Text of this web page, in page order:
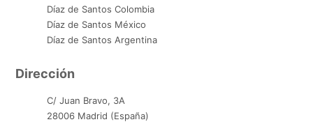
Díaz de Santos Colombia
Díaz de Santos México
Díaz de Santos Argentina
Dirección
C/ Juan Bravo, 3A
28006 Madrid (España)